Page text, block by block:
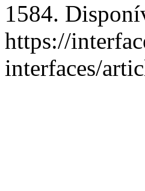
1584.
https://
interfaces/